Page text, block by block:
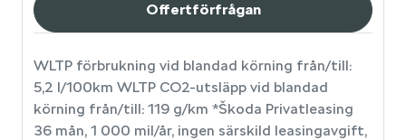
Offertförfrågan
WLTP förbrukning vid blandad körning från/till:
5,2 l/100km WLTP CO2-utsläpp vid blandad
körning från/till: 119 g/km *Škoda Privatleasing
36 mån, 1 000 mil/år, ingen särskild leasingavgift,